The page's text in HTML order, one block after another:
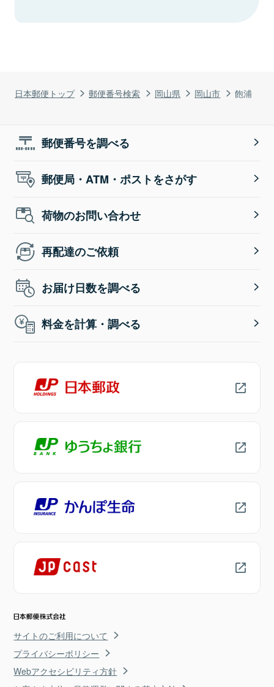
日本郵便トップ 郵便番号検索 岡山県 岡山市 飽浦
郵便番号を調べる
郵便局・ATM・ポストをさがす
荷物のお問い合わせ
再配達のご依頼
お届け日数を調べる
料金を計算・調べる
サイトのご利用について
プライバシーポリシー
Webアクセシビリティ方針